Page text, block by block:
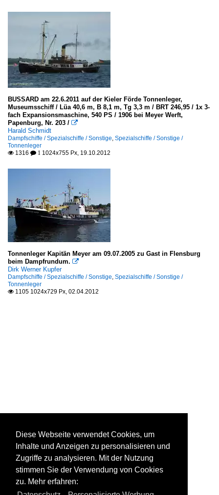
BUSSARD am 22.6.2011 auf der Kieler Förde Tonnenleger,
Museumsschiff / Lüa 40,6 m, B 8,1 m, Tg 3,3 m / BRT 246,95 / 1x 3-
fach Expansionsmaschine, 540 PS / 1906 bei Meyer Werft,
Papenburg, Nr. 203 / 
Harald Schmidt
Dampfschiffe / Spezialschiffe / Sonstige, Spezialschiffe / Sonstige /
Tonnenleger
 1316  1 1024x755 Px, 19.10.2012
Tonnenleger Kapitän Meyer am 09.07.2005 zu Gast in Flensburg
beim Dampfrundum. 
Dirk Werner Kupfer
Dampfschiffe / Spezialschiffe / Sonstige, Spezialschiffe / Sonstige /
Tonnenleger
 1105 1024x729 Px, 02.04.2012
Diese Webseite verwendet Cookies, um
Inhalte und Anzeigen zu personalisieren und
Zugriffe zu analysieren. Mit der Nutzung
stimmen Sie der Verwendung von Cookies
zu. Mehr erfahren: